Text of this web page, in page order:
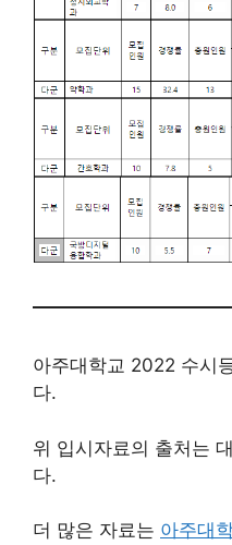
아주대학교 2022 수시
다.
위 입시자료의 출처는
다.
더 많은 자료는 아주대